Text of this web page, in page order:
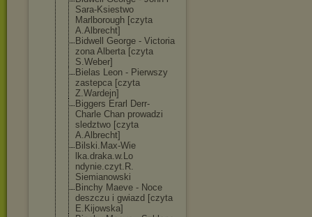
Sara-Ksiestwo
Marlborough [czyta
A.Albrecht]
Bidwell George - Victoria
zona Alberta [czyta
S.Weber]
Bielas Leon - Pierwszy
zastepca [czyta
Z.Wardejn]
Biggers Erarl Derr-
Charle Chan prowadzi
sledztwo [czyta
A.Albrecht]
Bilski.Max-Wie
lka.draka.w.Lo
ndynie.czyt.R.
Siemianowski
Binchy Maeve - Noce
deszczu i gwiazd [czyta
E.Kijowska]